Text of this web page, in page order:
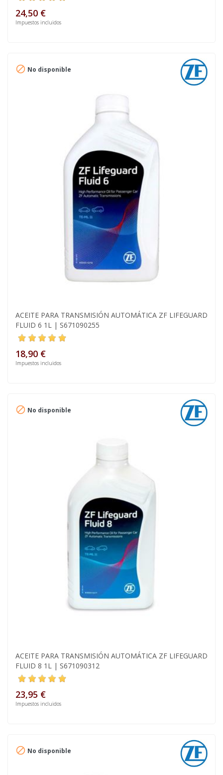
24,50 €
Impuestos incluidos
 No disponible
ACEITE PARA TRANSMISIÓN AUTOMÁTICA ZF LIFEGUARD
FLUID 6 1L | S671090255
18,90 €
Impuestos incluidos
 No disponible
ACEITE PARA TRANSMISIÓN AUTOMÁTICA ZF LIFEGUARD
FLUID 8 1L | S671090312
23,95 €
Impuestos incluidos
 No disponible